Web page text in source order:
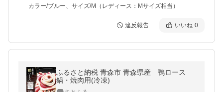
カラー/ブルー、サイズ/M（レディース：Mサイズ相当）
違反報告 いいね 0
ふるさと納税 青森市 青森県産 鴨ロース
鍋・焼肉用(冷凍)